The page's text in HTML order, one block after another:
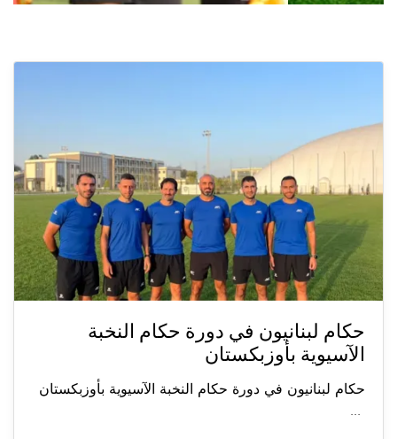
حكام لبنانيون في دورة حكام النخبة
الآسيوية بأوزبكستان
حكام لبنانيون في دورة حكام النخبة الآسيوية بأوزبكستان
...